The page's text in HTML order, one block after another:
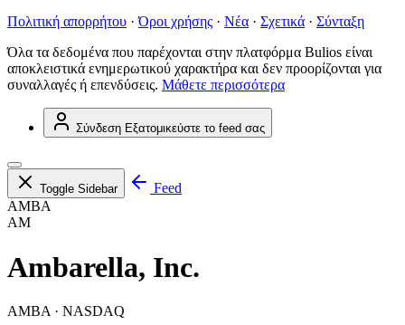
Πολιτική απορρήτου · Όροι χρήσης · Νέα · Σχετικά · Σύνταξη
Όλα τα δεδομένα που παρέχονται στην πλατφόρμα Bulios είναι
αποκλειστικά ενημερωτικού χαρακτήρα και δεν προορίζονται για
συναλλαγές ή επενδύσεις. Μάθετε περισσότερα
Σύνδεση Εξατομικεύστε το feed σας
Toggle Sidebar
Feed
AMBA
AM
Ambarella, Inc.
AMBA · NASDAQ